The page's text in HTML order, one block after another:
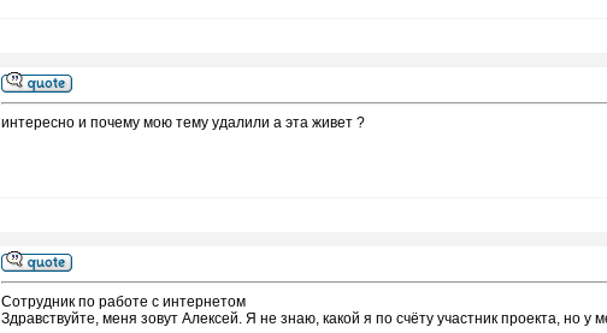
интересно и почему мою тему удалили а эта живет ?
Coтрудник по работе с интернетом
Здравствуйте, меня зовут Алексей. Я не знаю, какой я по счёту участник проекта, но